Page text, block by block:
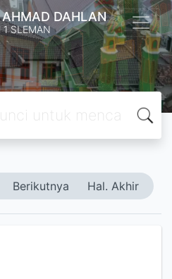
DAHLAN
SLEMAN
Berikutnya Hal. Akhir